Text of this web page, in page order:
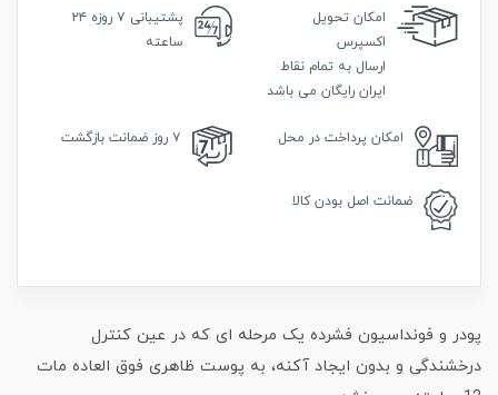
امکان تحویل
اکسپرس
ارسال به تمام نقاط
ایران رایگان می باشد
پشتیبانی
۷ روزه ۲۴
ساعته
امکان پرداخت در محل ۷ روز ضمانت بازگشت
ضمانت اصل بودن کالا
پودر و فونداسیون فشرده یک مرحله ای که در عین کنترل
درخشندگی و بدون ایجاد آکنه، به پوست ظاهری فوق العاده مات